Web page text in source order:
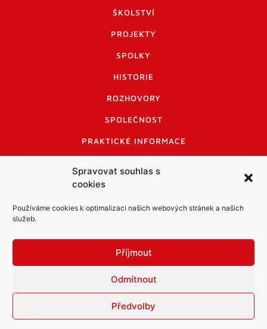
Spravovat souhlas s
cookies
Používáme cookies k optimalizaci našich webových stránek a našich
služeb.
Příjmout
Odmítnout
Předvolby
ŠKOLSTVÍ
PROJEKTY
SPOLKY
HISTORIE
ROZHOVORY
SPOLEČNOST
PRAKTICKÉ INFORMACE
INFORMACE A KODEX DISKUTUJÍCÍCH
LOGO A LOGO MANUÁL
© Město Mníšek pod Brdy
Informace o zpracování osobních údajů